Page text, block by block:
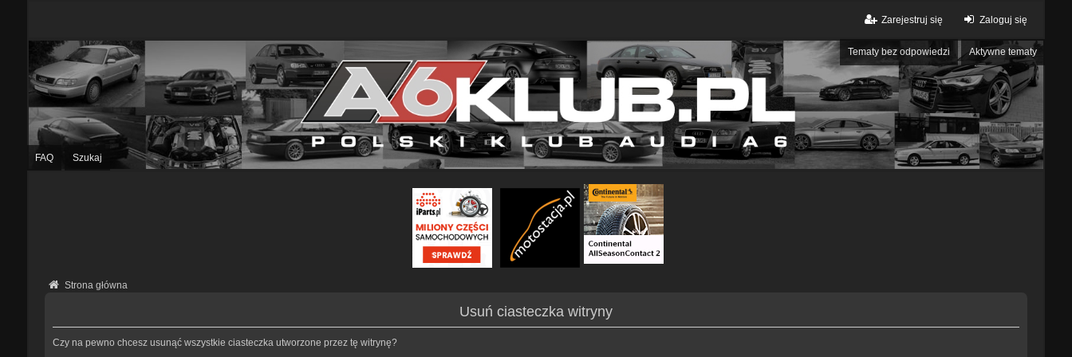
Zaloguj się
Zarejestruj się
Tematy bez odpowiedzi Aktywne tematy
FAQ Szukaj
Strona główna
Usuń ciasteczka witryny
Czy na pewno chcesz usunąć wszystkie ciasteczka utworzone przez tę witrynę?